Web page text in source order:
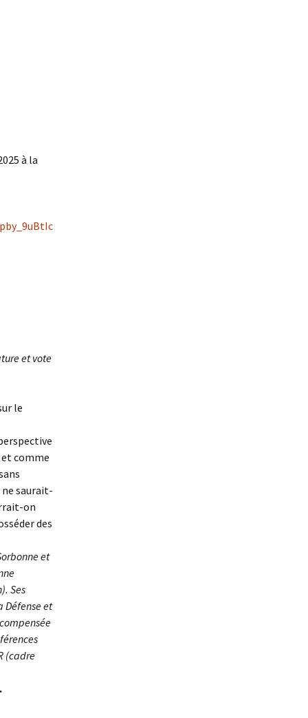
à la
et vote
le
comme
ne saurait-
on
des
et
Ses
Défense et
(cadre